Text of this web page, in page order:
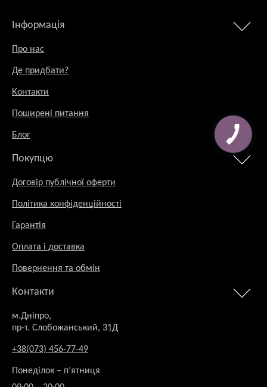
Інформація
Про нас
Де придбати?
Контакти
Поширені питання
Блог
Покупцю
Договір публічної оферти
Політика конфіденційності
Гарантія
Оплата і доставка
Повернення та обмін
Контакти
м.Дніпро,
пр-т. Слобожанський, 31Д
+38(073) 456-77-49
Понеділок – п’ятниця